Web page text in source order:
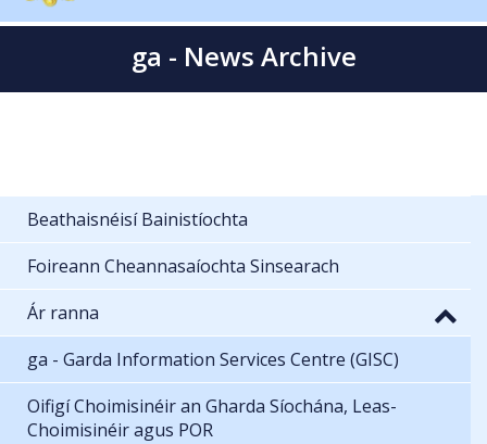
ga - News Archive
Beathaisnéisí Bainistíochta
Foireann Cheannasaíochta Sinsearach
Ár ranna
ga - Garda Information Services Centre (GISC)
Oifigí Choimisinéir an Gharda Síochána, Leas-
Choimisinéir agus POR